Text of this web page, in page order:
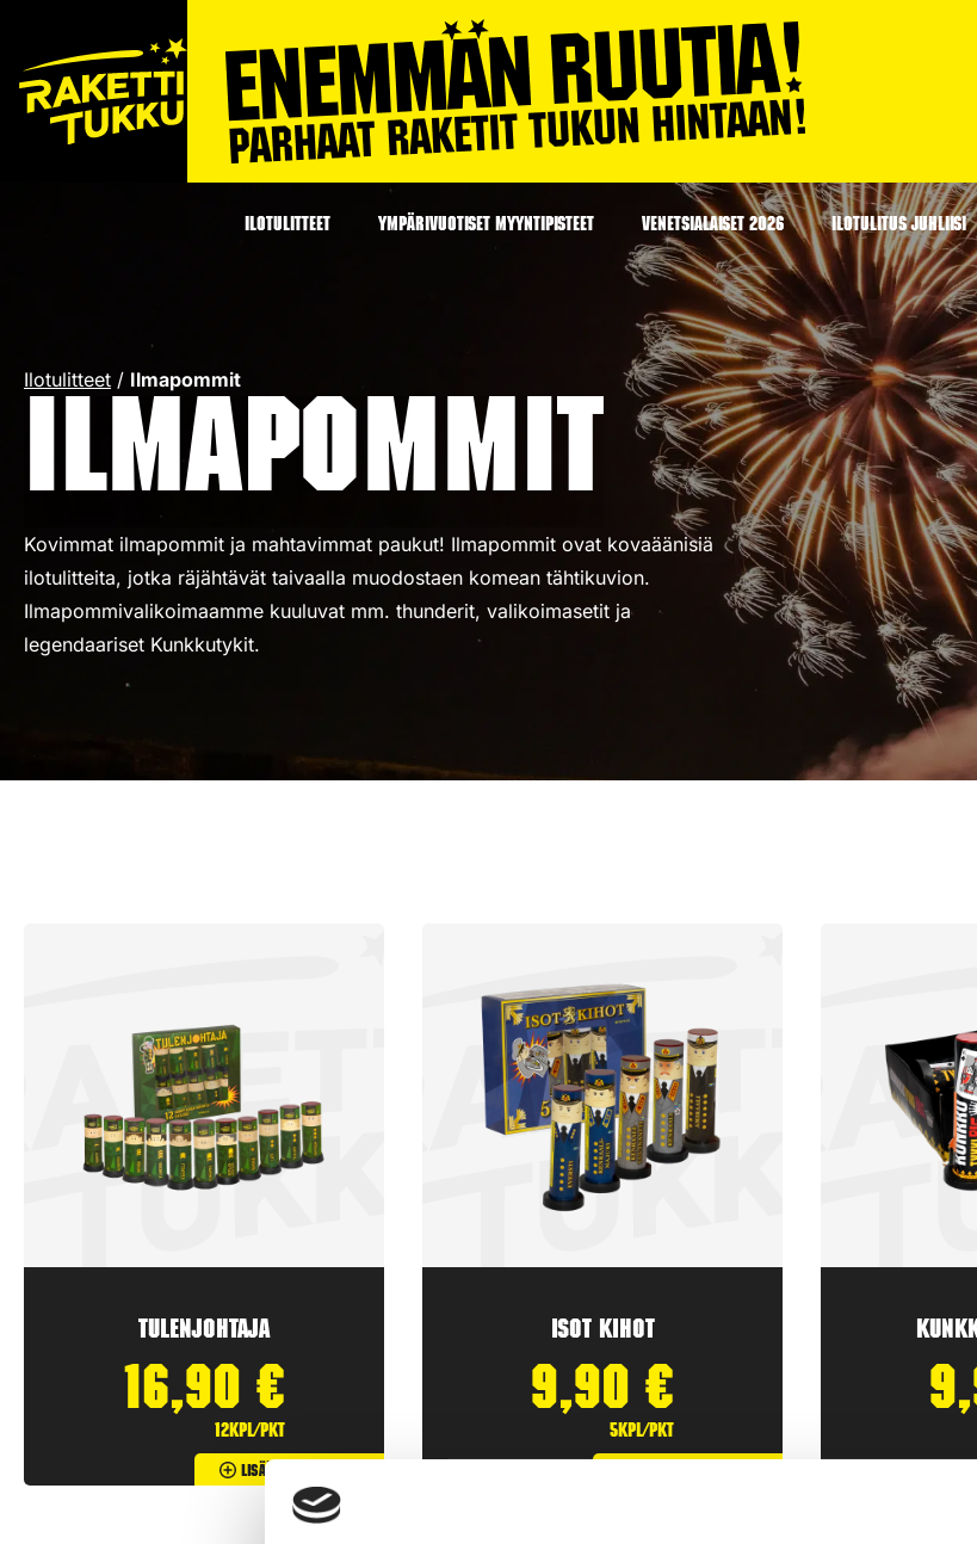
ILOTULITTEET YMPÄRIVUOTISET MYYNTIPISTEET VENETSIALAISET 2026 ILOTULITUS JUHLIISI
Ilotulitteet / Ilmapommit
Ilmapommit
Kovimmat ilmapommit ja mahtavimmat paukut! Ilmapommit ovat kovaäänisiä
ilotulitteita, jotka räjähtävät taivaalla muodostaen komean tähtikuvion.
Ilmapommivalikoimaamme kuuluvat mm. thunderit, valikoimasetit ja
legendaariset Kunkkutykit.
Tulenjohtaja
16,90 €
12kpl/pkt
Lisää Ostoslistaan
Isot Kihot
9,90 €
5kpl/pkt